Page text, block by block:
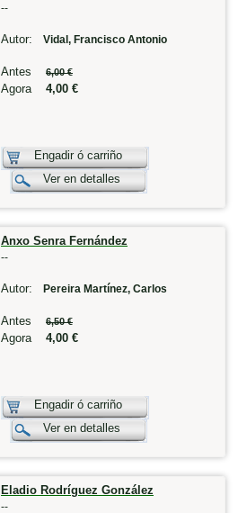
--
Autor: Vidal, Francisco Antonio
Antes 6,00 €
Agora 4,00 €
Engadir ó carriño
Ver en detalles
Anxo Senra Fernández
--
Autor: Pereira Martínez, Carlos
Antes 6,50 €
Agora 4,00 €
Engadir ó carriño
Ver en detalles
Eladio Rodríguez González
--